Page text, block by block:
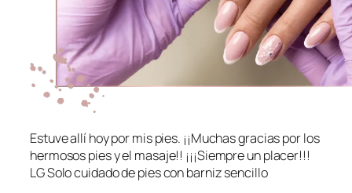
Estuve allí hoy por mis pies. ¡¡Muchas gracias por los
hermosos pies y el masaje!! ¡¡¡Siempre un placer!!!
LG Solo cuidado de pies con barniz sencillo